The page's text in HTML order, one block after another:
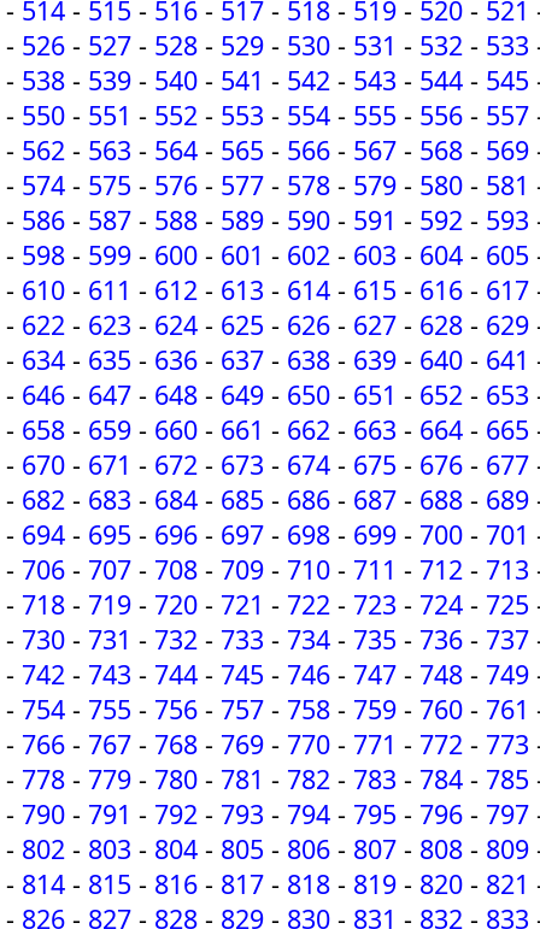
- 514 - 515 - 516 - 517 - 518 - 519 - 520 - 521
- 526 - 527 - 528 - 529 - 530 - 531 - 532 - 533
- 538 - 539 - 540 - 541 - 542 - 543 - 544 - 545
- 550 - 551 - 552 - 553 - 554 - 555 - 556 - 557
- 562 - 563 - 564 - 565 - 566 - 567 - 568 - 569
- 574 - 575 - 576 - 577 - 578 - 579 - 580 - 581
- 586 - 587 - 588 - 589 - 590 - 591 - 592 - 593
- 598 - 599 - 600 - 601 - 602 - 603 - 604 - 605
- 610 - 611 - 612 - 613 - 614 - 615 - 616 - 617
- 622 - 623 - 624 - 625 - 626 - 627 - 628 - 629
- 634 - 635 - 636 - 637 - 638 - 639 - 640 - 641
- 646 - 647 - 648 - 649 - 650 - 651 - 652 - 653
- 658 - 659 - 660 - 661 - 662 - 663 - 664 - 665
- 670 - 671 - 672 - 673 - 674 - 675 - 676 - 677
- 682 - 683 - 684 - 685 - 686 - 687 - 688 - 689
- 694 - 695 - 696 - 697 - 698 - 699 - 700 - 701
- 706 - 707 - 708 - 709 - 710 - 711 - 712 - 713
- 718 - 719 - 720 - 721 - 722 - 723 - 724 - 725
- 730 - 731 - 732 - 733 - 734 - 735 - 736 - 737
- 742 - 743 - 744 - 745 - 746 - 747 - 748 - 749
- 754 - 755 - 756 - 757 - 758 - 759 - 760 - 761
- 766 - 767 - 768 - 769 - 770 - 771 - 772 - 773
- 778 - 779 - 780 - 781 - 782 - 783 - 784 - 785
- 790 - 791 - 792 - 793 - 794 - 795 - 796 - 797
- 802 - 803 - 804 - 805 - 806 - 807 - 808 - 809
- 814 - 815 - 816 - 817 - 818 - 819 - 820 - 821
- 826 - 827 - 828 - 829 - 830 - 831 - 832 - 833